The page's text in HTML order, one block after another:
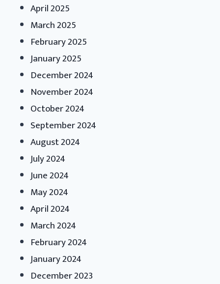
April 2025
March 2025
February 2025
January 2025
December 2024
November 2024
October 2024
September 2024
August 2024
July 2024
June 2024
May 2024
April 2024
March 2024
February 2024
January 2024
December 2023